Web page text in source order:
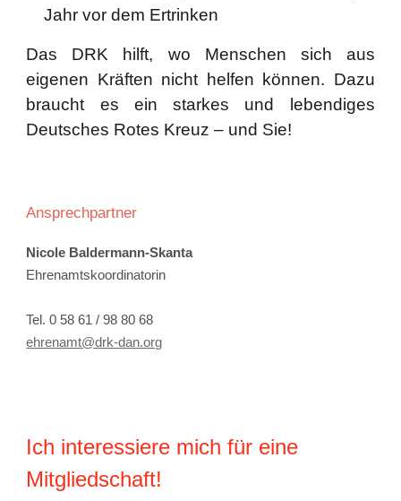
Jahr vor dem Ertrinken
Das DRK hilft, wo Menschen sich aus
eigenen Kräften nicht helfen können. Dazu
braucht es ein starkes und lebendiges
Deutsches Rotes Kreuz – und Sie!
Ansprechpartner
Nicole Baldermann-Skanta
Ehrenamtskoordinatorin
Tel. 0 58 61 / 98 80 68
ehrenamt@drk-dan.org
Ich interessiere mich für eine
Mitgliedschaft!